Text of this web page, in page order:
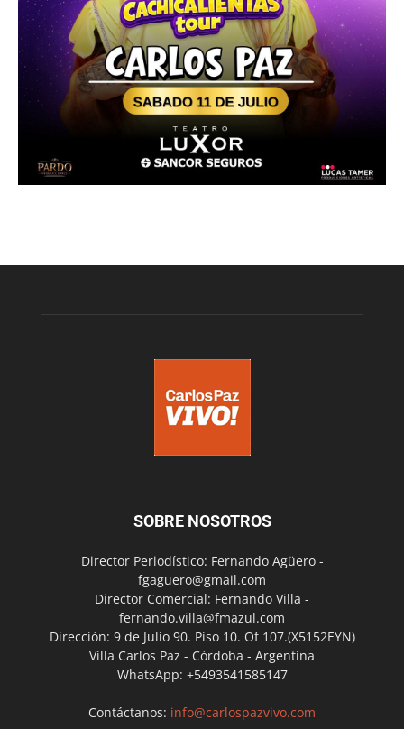
SOBRE NOSOTROS
Director Periodístico: Fernando Agüero -
fgaguero@gmail.com
Director Comercial: Fernando Villa -
fernando.villa@fmazul.com
Dirección: 9 de Julio 90. Piso 10. Of 107.(X5152EYN)
Villa Carlos Paz - Córdoba - Argentina
WhatsApp: +5493541585147
Contáctanos: info@carlospazvivo.com